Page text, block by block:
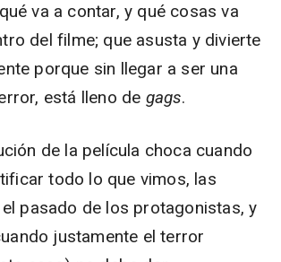
va a contar, y qué cosas va
del filme; que asusta y divierte
porque sin llegar a ser una
está lleno de gags.
de la película choca cuando
todo lo que vimos, las
pasado de los protagonistas, y
justamente el terror